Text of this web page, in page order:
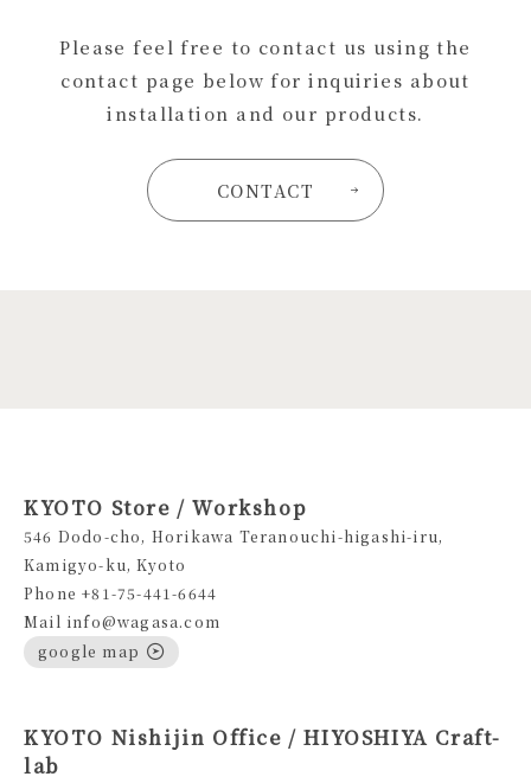
Please feel free to contact us using the
contact page below for inquiries about
installation and our products.
CONTACT
KYOTO Store / Workshop
546 Dodo-cho, Horikawa Teranouchi-higashi-iru,
Kamigyo-ku, Kyoto
Phone +81-75-441-6644
Mail info@wagasa.com
google map
KYOTO Nishijin Office / HIYOSHIYA Craft-
lab